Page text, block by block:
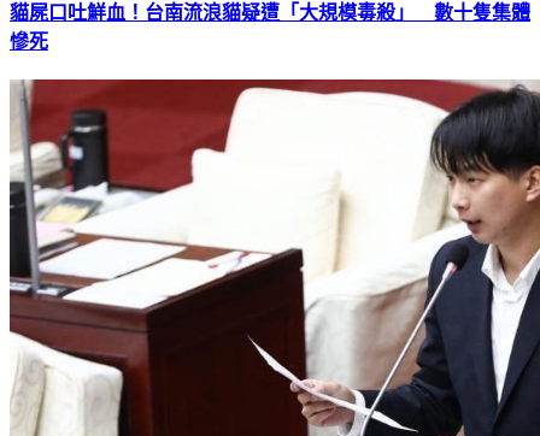
貓屍口吐鮮血！台南流浪貓疑遭「大規模毒殺」 數十隻集體
慘死